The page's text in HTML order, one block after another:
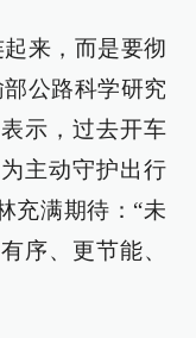
来，而是要彻
公路科学研究
示，过去开车
主动守护出行
充满期待：“未
序、更节能、